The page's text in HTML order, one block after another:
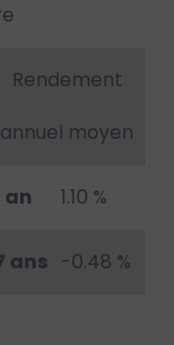
Rendement
annuel moyen
an 1.10 %
ans -0.48 %